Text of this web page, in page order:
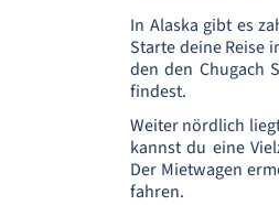
In Alaska gibt es
Starte deine Reise
den den Chugach
findest.
Weiter nördlich
kannst du eine
Der Mietwagen
fahren.